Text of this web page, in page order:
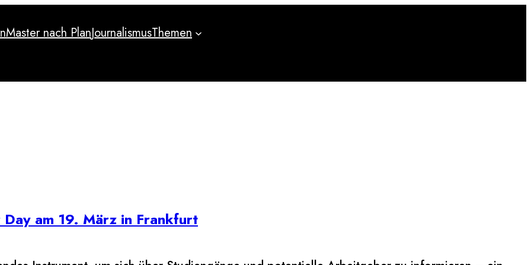
Master nach PlanJournalismusThemen
am 19. März in Frankfurt